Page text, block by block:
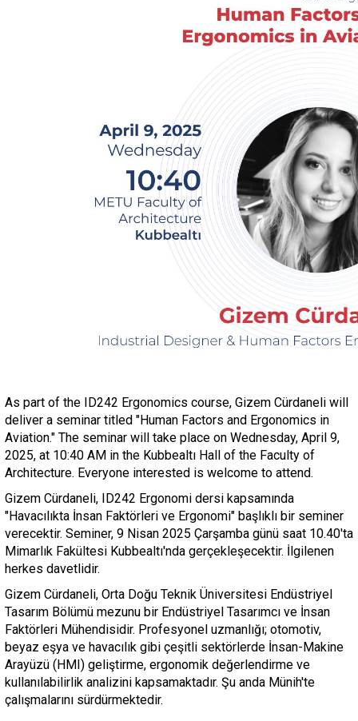
As part of the ID242 Ergonomics course, Gizem Cürdaneli will
deliver a seminar titled "Human Factors and Ergonomics in
Aviation." The seminar will take place on Wednesday, April 9,
2025, at 10:40 AM in the Kubbealtı Hall of the Faculty of
Architecture. Everyone interested is welcome to attend.
Gizem Cürdaneli, ID242 Ergonomi dersi kapsamında
"Havacılıkta İnsan Faktörleri ve Ergonomi" başlıklı bir seminer
verecektir. Seminer, 9 Nisan 2025 Çarşamba günü saat 10.40'ta
Mimarlık Fakültesi Kubbealtı'nda gerçekleşecektir. İlgilenen
herkes davetlidir.
Gizem Cürdaneli, Orta Doğu Teknik Üniversitesi Endüstriyel
Tasarım Bölümü mezunu bir Endüstriyel Tasarımcı ve İnsan
Faktörleri Mühendisidir. Profesyonel uzmanlığı; otomotiv,
beyaz eşya ve havacılık gibi çeşitli sektörlerde İnsan-Makine
Arayüzü (HMI) geliştirme, ergonomik değerlendirme ve
kullanılabilirlik analizini kapsamaktadır. Şu anda Münih'te
çalışmalarını sürdürmektedir.